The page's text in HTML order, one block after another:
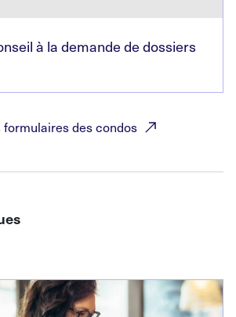
à la demande de dossiers
formulaires descondos